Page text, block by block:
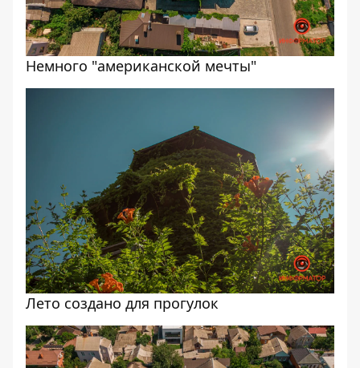
Немного "американской мечты"
Лето создано для прогулок